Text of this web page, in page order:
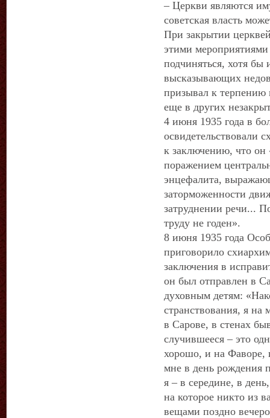
– Церкви являются
советская власть
При закрытии
этими
подчиняться, хотя
высказывающих
призывал к терпению
еще в других
4 июня 1935 года в
освидетельствовали
к заключению, что он
поражением
энцефалита,
заторможенности
затруднении речи...
труду не годен».
8 июня 1935 года
приговорило
заключения в
он был отправлен в
духовным детям:
странствования, я на
в Сарове, в стенах
случившееся – это
хорошо, и на Фаворе,
мне в день рождения
я – в середине, в
на которое никто из
вещами поздно